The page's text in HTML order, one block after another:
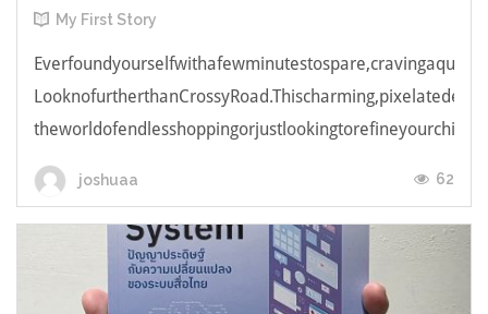
My First Story
joshuaa 62